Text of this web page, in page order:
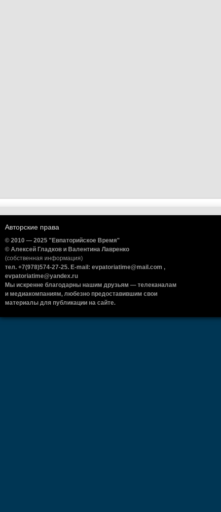
Авторские права
© 2010 — 2025 "Евпаторийское Время"
© Алексей Гладков и Валентина Лавренко
(собственная информация)
тел. +7(978)574-27-25. E-mail: evpatoriatime@mail.com ,
evpatoriatime@yandex.ru
Мы искренне благодарны нашим друзьям — телеканалам
и медиакомпаниям, любезно предоставившим свои
материалы для публикации на сайте.